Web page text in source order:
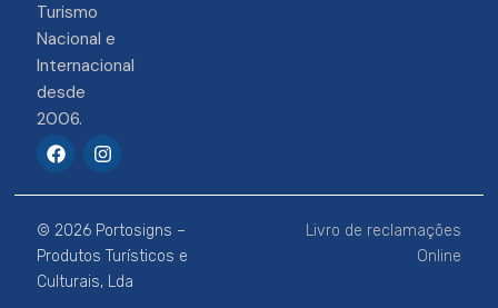
Turismo
Nacional e
Internacional
desde
2006.
F
a
e
b
o
o
k
I
n
t
a
g
r
a
m
© 2026 Portosigns –
Produtos Turísticos e
Culturais, Lda
Livro de reclamações
Online